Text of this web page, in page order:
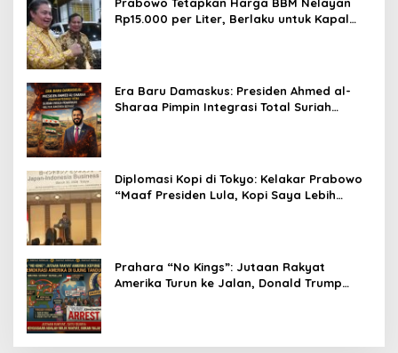
Prabowo Tetapkan Harga BBM Nelayan
Rp15.000 per Liter, Berlaku untuk Kapal
Era Baru Damaskus: Presiden Ahmed al-
Sharaa Pimpin Integrasi Total Suriah
Diplomasi Kopi di Tokyo: Kelakar Prabowo
“Maaf Presiden Lula, Kopi Saya Lebih
Prahara “No Kings”: Jutaan Rakyat
Amerika Turun ke Jalan, Donald Trump